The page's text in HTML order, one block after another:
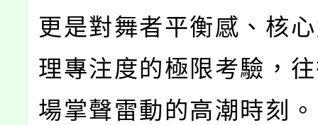
更是對舞者平衡感、核
理專注度的極限考驗，
場掌聲雷動的高潮時刻。